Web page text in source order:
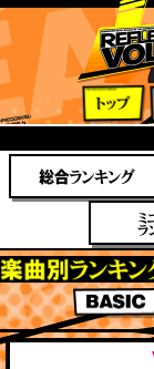
楽曲別スコアラ
BASIC